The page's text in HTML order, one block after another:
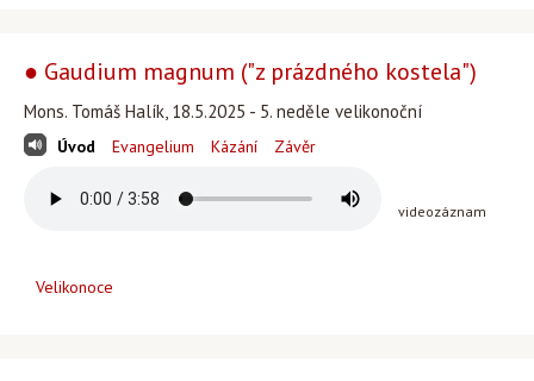
● Gaudium magnum ("z prázdného kostela")
Mons. Tomáš Halík, 18.5.2025 - 5. neděle velikonoční
Úvod Evangelium Kázání Závěr
videozáznam
Velikonoce